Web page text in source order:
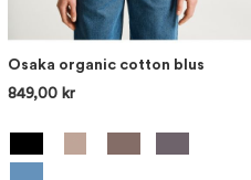
Osaka organic cotton blus
849,00 kr